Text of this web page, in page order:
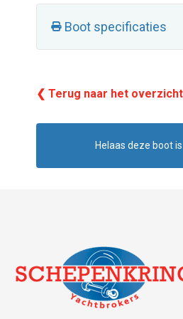
Boot specificaties
❮ Terug naar het overzicht
Helaas deze boot